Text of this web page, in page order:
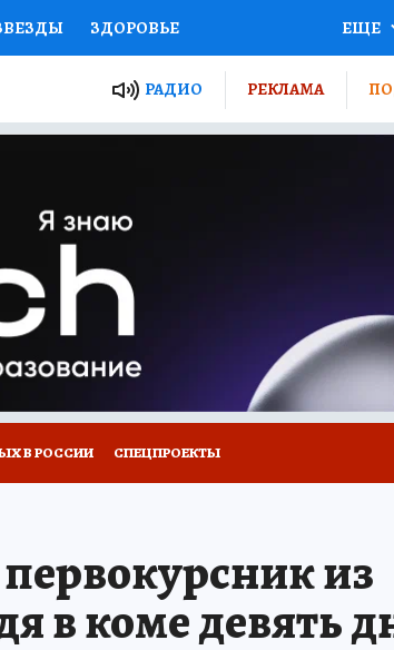
ЗДОРОВЬЕ
ПРОЕКТЫ РОССИИ
СЕКРЕТЫ ПУТЕВОДИТЕЛЬ
ГИД ПОТРЕБИТЕЛЯ
ЕЩЕ
РАДИО РЕКЛАМА
В РОССИИ СПЕЦПРОЕКТЫ
первокурсник из
в коме девять